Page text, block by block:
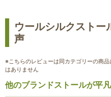
ウールシルクストー
声
※こちらのレビューは同カテゴリーの商
はありません
他のブランドストールが平